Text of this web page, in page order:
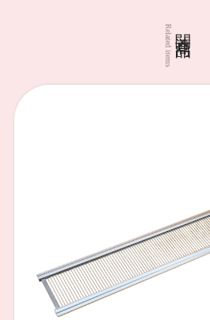
Related items